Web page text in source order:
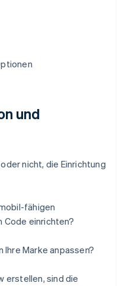
und
nicht, die Einrichtung
fähigen
Code einrichten?
Ihre Marke anpassen?
erstellen, sind die